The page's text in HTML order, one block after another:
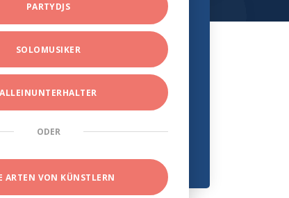
PARTYDJS
SOLOMUSIKER
ALLEINUNTERHALTER
ODER
ARTEN VON KÜNSTLERN